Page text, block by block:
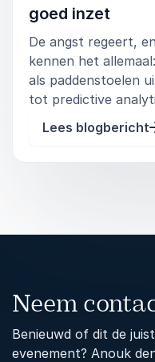
goed inzet
De angst regeert,
kennen het
als paddenstoelen
tot predictive
iets nieuws moet
medewerkers zich
Lees blogbericht
Neem
Benieuwd of dit de
evenement? Anouk